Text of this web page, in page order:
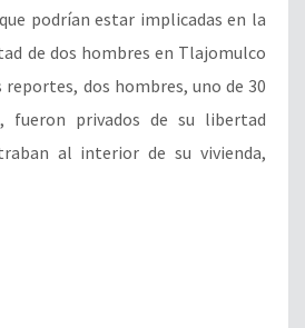
podrían estar implicadas en la
de dos hombres en Tlajomulco
reportes, dos hombres, uno de 30
privados de su libertad
al interior de su vivienda,